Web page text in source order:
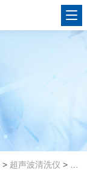
> 超声波清洗仪 > 落地式三频数控超声波清洗器